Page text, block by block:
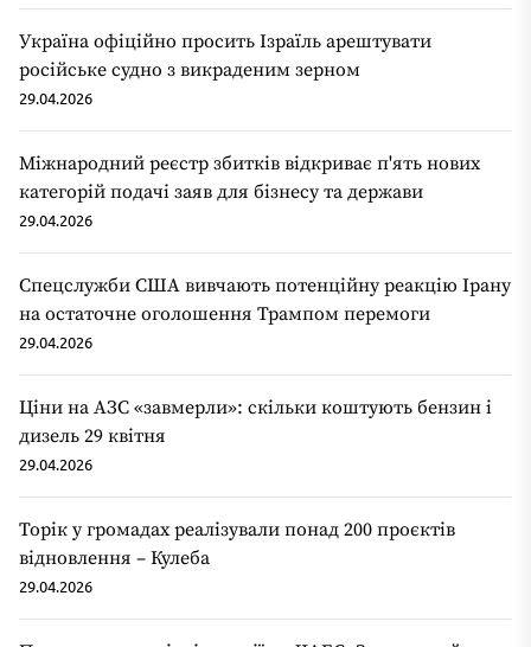
Україна офіційно просить Ізраїль арештувати
російське судно з викраденим зерном
29.04.2026
Міжнародний реєстр збитків відкриває п'ять нових
категорій подачі заяв для бізнесу та держави
29.04.2026
Спецслужби США вивчають потенційну реакцію Ірану
на остаточне оголошення Трампом перемоги
29.04.2026
Ціни на АЗС «завмерли»: скільки коштують бензин і
дизель 29 квітня
29.04.2026
Торік у громадах реалізували понад 200 проєктів
відновлення – Кулеба
29.04.2026